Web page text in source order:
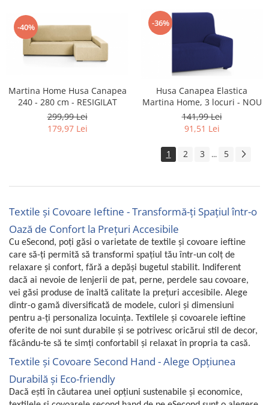
-40%
Martina Home Husa Canapea
240 - 280 cm - RESIGILAT
299,99 Lei
179,97 Lei
-36%
Husa Canapea Elastica
Martina Home, 3 locuri - NOU
141,99 Lei
91,51 Lei
1 2 3 ... 5
Textile și Covoare Ieftine - Transformă-ți Spațiul într-o
Oază de Confort la Prețuri Accesibile
Cu eSecond, poți găsi o varietate de textile și covoare ieftine
care să-ți permită să transformi spațiul tău într-un colț de
relaxare și confort, fără a depăși bugetul stabilit. Indiferent
dacă ai nevoie de lenjerii de pat, perne, perdele sau covoare,
vei găsi produse de înaltă calitate la prețuri accesibile. Alege
dintr-o gamă diversificată de modele, culori și dimensiuni
pentru a-ți personaliza locuința. Textilele și covoarele ieftine
oferite de noi sunt durabile și se potrivesc oricărui stil de decor,
făcându-te să te simți confortabil și relaxat în propria ta casă.
Textile și Covoare Second Hand - Alege Opțiunea
Durabilă și Eco-friendly
Dacă ești în căutarea unei opțiuni sustenabile și economice,